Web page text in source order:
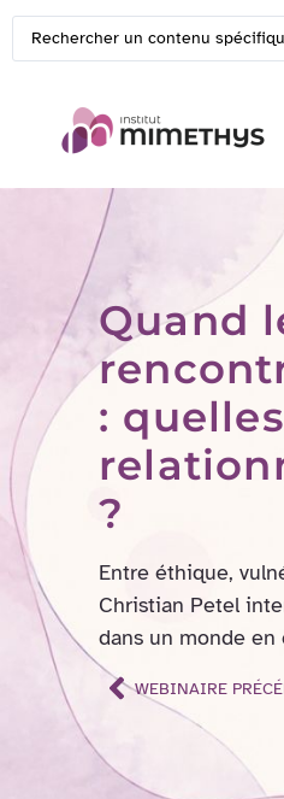
Quand
:
?
Entre éthique,
Christian Petel
dans un monde en
WEBINAIRE